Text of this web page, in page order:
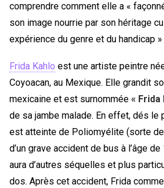
comprendre comment elle a «
son image nourrie par son héritage
expérience du genre et du handicap »
Frida Kahlo est une artiste peintre
Coyoacan, au Mexique. Elle grandit
mexicaine et est surnommée « Frida
de sa jambe malade. En effet, dés le
est atteinte de Poliomyélite (sorte
d’un grave accident de bus à l’âge
aura d’autres séquelles et plus
dos. Après cet accident, Frida